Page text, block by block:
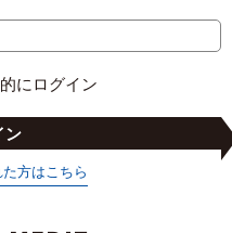
にログイン
ン
方はこちら